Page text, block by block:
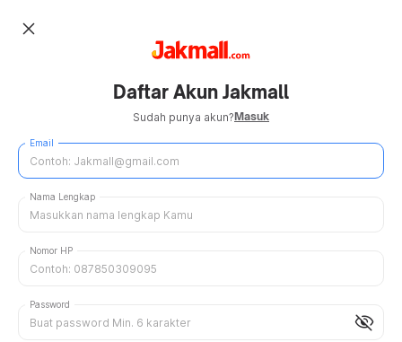
close
Daftar Akun Jakmall
Sudah punya akun?Masuk
Email
Nama Lengkap
Nomor HP
visibility_off
Password